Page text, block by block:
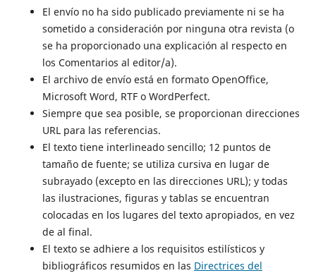
El envío no ha sido publicado previamente ni se ha
sometido a consideración por ninguna otra revista (o
se ha proporcionado una explicación al respecto en
los Comentarios al editor/a).
El archivo de envío está en formato OpenOffice,
Microsoft Word, RTF o WordPerfect.
Siempre que sea posible, se proporcionan direcciones
URL para las referencias.
El texto tiene interlineado sencillo; 12 puntos de
tamaño de fuente; se utiliza cursiva en lugar de
subrayado (excepto en las direcciones URL); y todas
las ilustraciones, figuras y tablas se encuentran
colocadas en los lugares del texto apropiados, en vez
de al final.
El texto se adhiere a los requisitos estilísticos y
bibliográficos resumidos en las Directrices del